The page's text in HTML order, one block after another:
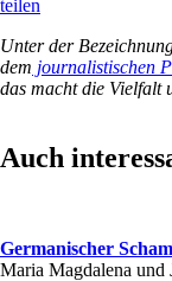
teilen
Unter der
dem journalistischen
das macht die Vielfalt
Auch
Germanischer
Maria Magdalena und